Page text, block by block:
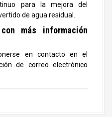
para la mejora del
de agua residual.
más información
en contacto en el
de correo electrónico